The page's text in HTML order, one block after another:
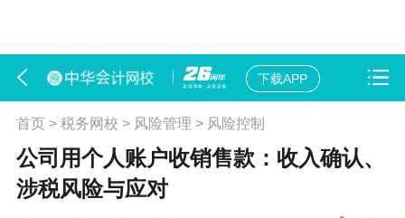
下载APP
首页> 税务网校 > 风险管理 > 风险控制
公司用个人账户收销售款：收入确认、
涉税风险与应对